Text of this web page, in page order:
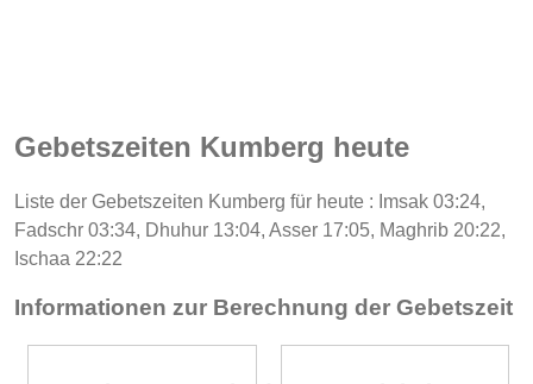
Gebetszeiten Kumberg heute
Liste der Gebetszeiten Kumberg für heute : Imsak 03:24,
Fadschr 03:34, Dhuhur 13:04, Asser 17:05, Maghrib 20:22,
Ischaa 22:22
Informationen zur Berechnung der Gebetszeit